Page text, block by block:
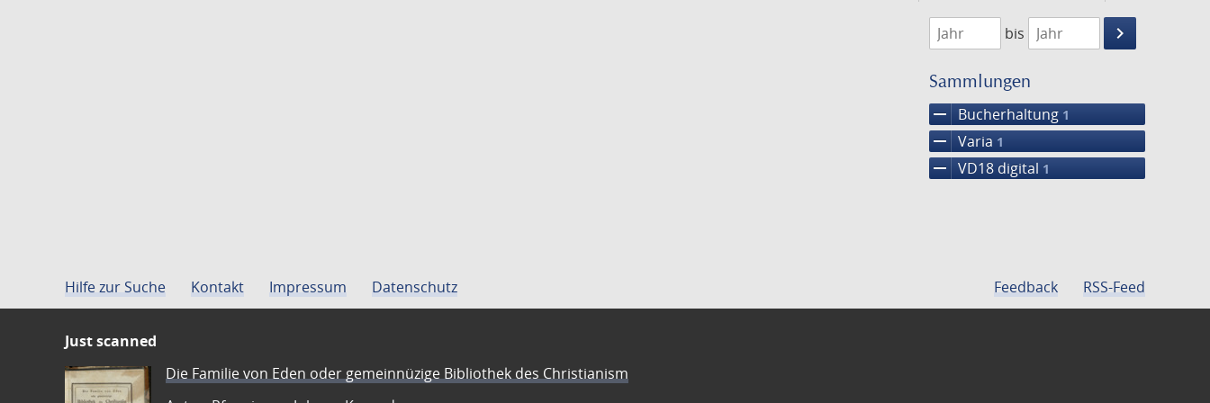
1782
1783
bis
keyboard_arrow_right
Suche
Sammlungen
remove Bucherhaltung 1
remove Varia 1
remove VD18 digital 1
Hilfe zur Suche Kontakt Impressum Datenschutz Feedback RSS-Feed
Just scanned
Die Familie von Eden oder gemeinnüzige Bibliothek des Christianism